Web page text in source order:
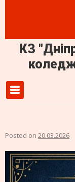
КЗ
Posted on 20.03.2026